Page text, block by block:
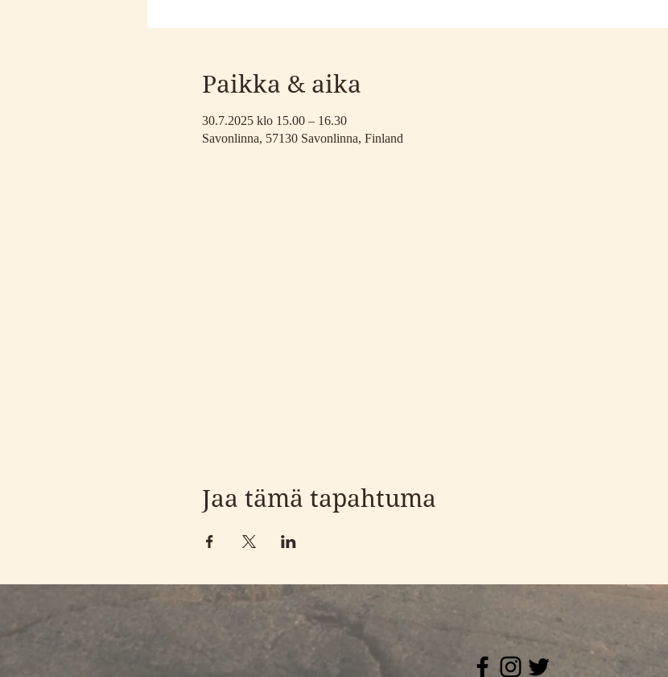
Paikka & aika
30.7.2025 klo 15.00 – 16.30
Savonlinna, 57130 Savonlinna, Finland
Jaa tämä tapahtuma